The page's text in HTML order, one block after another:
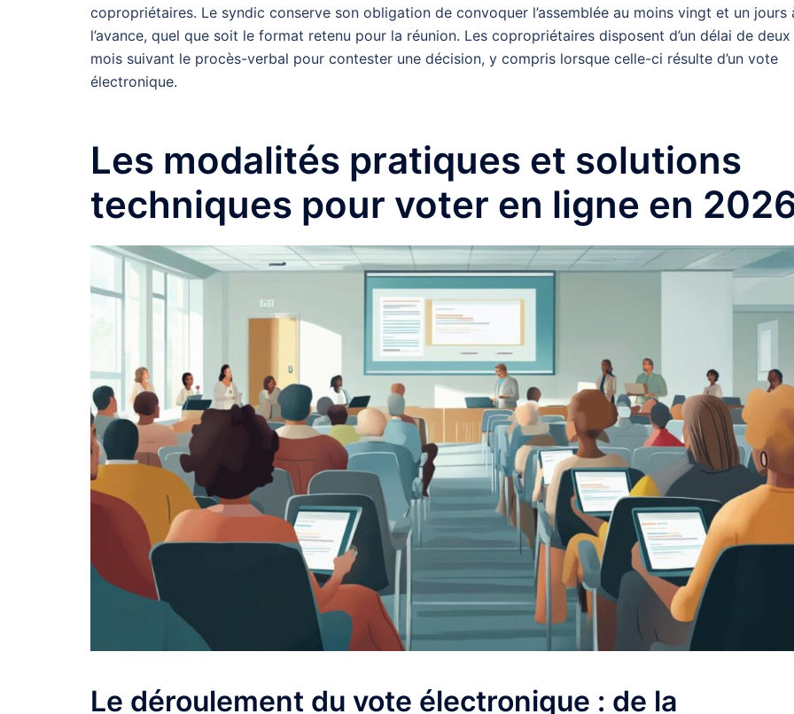
copropriétaires. Le syndic conserve son obligation de convoquer l’assemblée au moins vingt et un jours
l’avance, quel que soit le format retenu pour la réunion. Les copropriétaires disposent d’un délai de deux
mois suivant le procès-verbal pour contester une décision, y compris lorsque celle-ci résulte d’un vote
électronique.
Les modalités pratiques et solutions
techniques pour voter en ligne en
Le déroulement du vote électronique : de la